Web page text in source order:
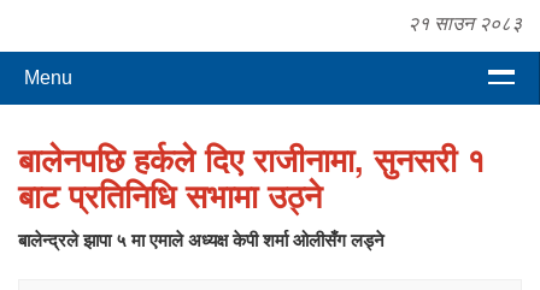
२१ साउन २०८३
Menu
बालेनपछि हर्कले दिए राजीनामा, सुनसरी १
बाट प्रतिनिधि सभामा उठ्ने
बालेन्द्रले झापा ५ मा एमाले अध्यक्ष केपी शर्मा ओलीसँग लड्ने